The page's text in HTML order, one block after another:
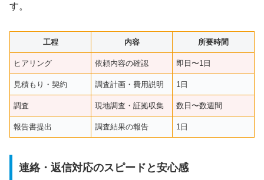
す。
工程 内容 所要時間
ヒアリング 依頼内容の確認 即日〜1日
見積もり・契約 調査計画・費用説明 1日
調査 現地調査・証拠収集 数日〜数週間
報告書提出 調査結果の報告 1日
連絡・返信対応のスピードと安心感